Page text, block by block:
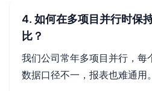
4. 如何在多项目并行时保
比？
我们公司常年多项目并行，每
数据口径不一，报表也难通用